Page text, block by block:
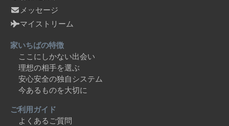
メッセージ
マイストリーム
家いちばの特徴
ここにしかない出会い
理想の相手を選ぶ
安心安全の独自システム
今あるものを大切に
ご利用ガイド
よくあるご質問